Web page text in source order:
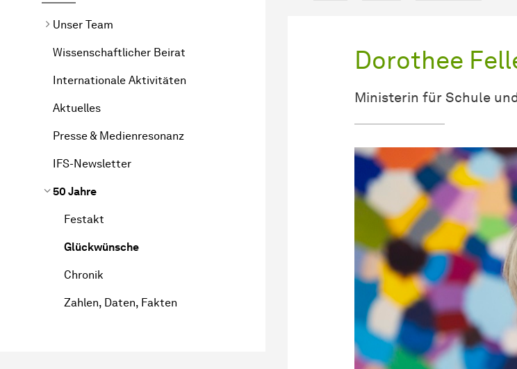
Unser Team
Wissenschaftlicher Beirat
Internationale Aktivitäten
Aktuelles
Presse & Medienresonanz
IFS-Newsletter
50 Jahre
Festakt
Glückwünsche
Chronik
Zahlen, Daten, Fakten
Dorothee
Ministerin für Schule